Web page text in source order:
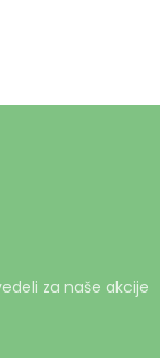
za naše akcije